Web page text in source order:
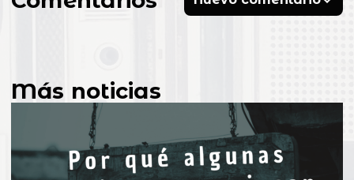
Más noticias